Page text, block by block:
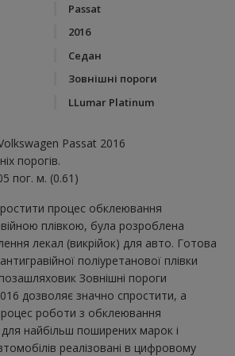
Passat
2016
Седан
Зовнішні пороги
LLumar Platinum
Passat 2016
порогів.
пог. м. (0.61)
процес обклеювання
плівкою, була розроблена
лекал (викрійок) для авто. Готова
поліуретанової плівки
Зовнішні пороги
дозволяє значно спростити, а
роботи з обклеювання
найбільш поширених марок і
реалізовані в цифровому